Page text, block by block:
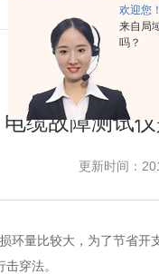
欢迎您！
来自局
吗？
电缆故障测试
更新时间：
量比较大，为了节省
穿法。